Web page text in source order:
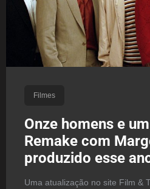
Filmes
Onze homens e
Remake com
produzido esse
Uma atualização no site Film &